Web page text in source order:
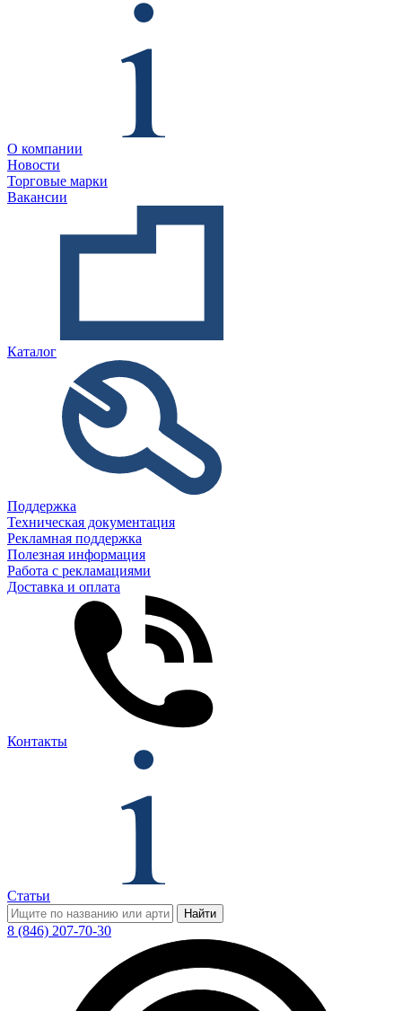
О компании
Новости
Торговые марки
Вакансии
Каталог
Поддержка
Техническая документация
Рекламная поддержка
Полезная информация
Работа с рекламациями
Доставка и оплата
Контакты
Статьи
Найти
8 (846) 207-70-30